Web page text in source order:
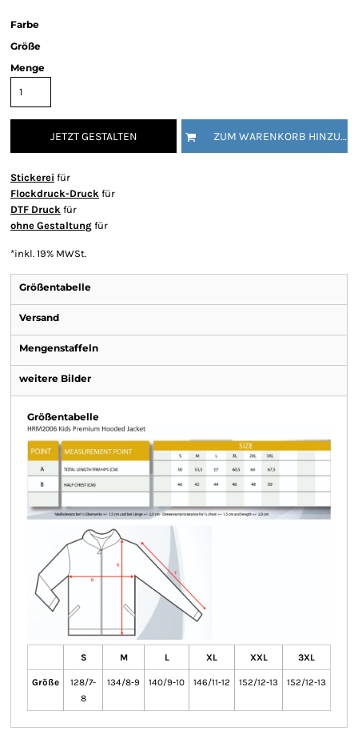
Farbe
Größe
Menge
JETZT GESTALTEN ZUM WARENKORB HINZUFÜGEN
Stickerei für
Flockdruck-Druck für
DTF Druck für
ohne Gestaltung für
*inkl. 19% MWSt.
Größentabelle
Versand
Mengenstaffeln
weitere Bilder
Größentabelle
S M L XL XXL 3XL
Größe
128/7-
8
134/8-9 140/9-10 146/11-12 152/12-13 152/12-13